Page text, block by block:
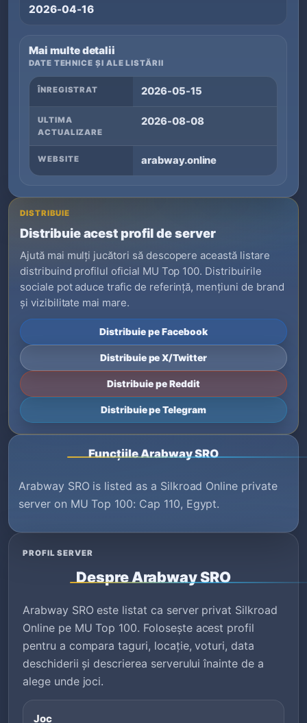
2026-04-16
Mai multe detalii
DATE TEHNICE ȘI ALE LISTĂRII
ÎNREGISTRAT 2026-05-15
ULTIMA
ACTUALIZARE
2026-08-08
WEBSITE arabway.online
DISTRIBUIE
Distribuie acest profil de server
Ajută mai mulți jucători să descopere această listare
distribuind profilul oficial MU Top 100. Distribuirile
sociale pot aduce trafic de referință, mențiuni de brand
și vizibilitate mai mare.
Distribuie pe Facebook
Distribuie pe X/Twitter
Distribuie pe Reddit
Distribuie pe Telegram
Funcțiile Arabway SRO
Arabway SRO is listed as a Silkroad Online private
server on MU Top 100: Cap 110, Egypt.
PROFIL SERVER
Despre Arabway SRO
Arabway SRO este listat ca server privat Silkroad
Online pe MU Top 100. Folosește acest profil
pentru a compara taguri, locație, voturi, data
deschiderii și descrierea serverului înainte de a
alege unde joci.
Joc